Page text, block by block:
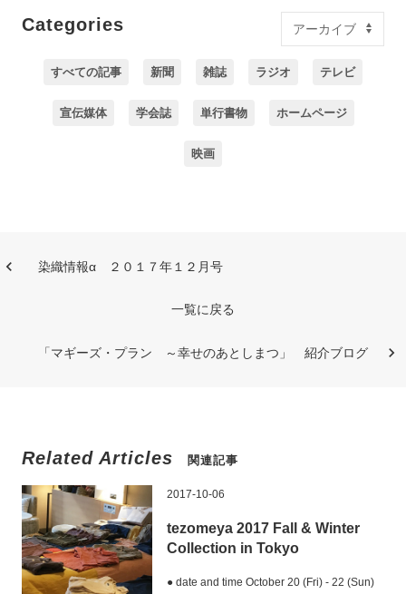
Categories
すべての記事 新聞 雑誌 ラジオ テレビ
宣伝媒体 学会誌 単行書物 ホームページ
映画
染織情報α ２０１７年１２月号
一覧に戻る
「マギーズ・プラン ～幸せのあとしまつ」 紹介ブログ
Related Articles 関連記事
2017-10-06
tezomeya 2017 Fall & Winter
Collection in Tokyo
● date and time October 20 (Fri) - 22 (Sun)